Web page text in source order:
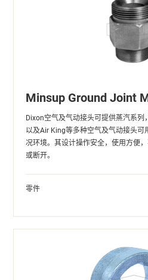
Minsup Ground Joint
Dixon空气及气动接头可提供蒸汽系列
以及Air King等多种空气及气动接头可
况环境。其设计操作安全，使用方便
或断开。
零件